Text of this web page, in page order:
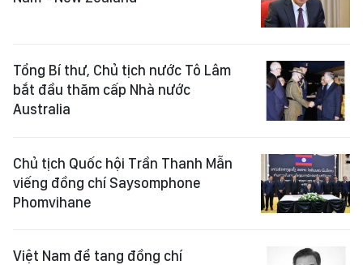
Tổng Bí thư, Chủ tịch nước Tô Lâm
bắt đầu thăm cấp Nhà nước
Australia
Chủ tịch Quốc hội Trần Thanh Mẫn
viếng đồng chí Saysomphone
Phomvihane
Việt Nam để tang đồng chí